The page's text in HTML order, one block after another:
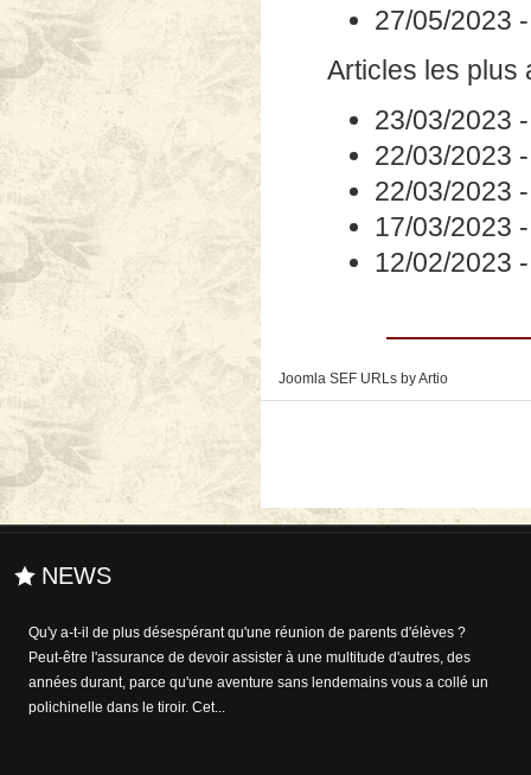
27/05/2023
Articles les plus
23/03/2023
22/03/2023
22/03/2023
17/03/2023
12/02/2023
Joomla SEF URLs by Artio
NEWS
Qu'y a-t-il de plus désespérant qu'une réunion de parents d'élèves ?
Peut-être l'assurance de devoir assister à une multitude d'autres, des
années durant, parce qu'une aventure sans lendemains vous a collé un
polichinelle dans le tiroir. Cet...